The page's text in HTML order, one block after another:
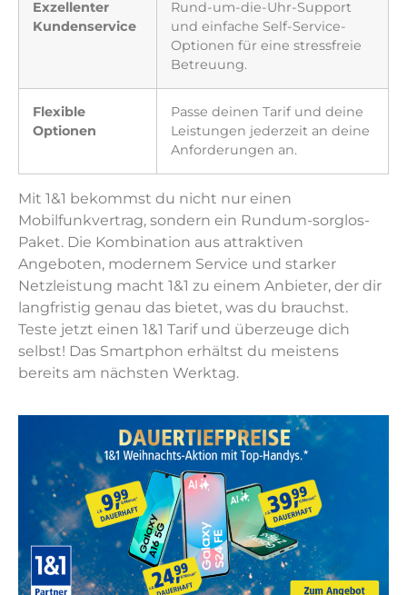
Exzellenter
Kundenservice
Rund-um-die-Uhr-Support
und einfache Self-Service-
Optionen für eine stressfreie
Betreuung.
Flexible
Optionen
Passe deinen Tarif und deine
Leistungen jederzeit an deine
Anforderungen an.
Mit 1&1 bekommst du nicht nur einen
Mobilfunkvertrag, sondern ein Rundum-sorglos-
Paket. Die Kombination aus attraktiven
Angeboten, modernem Service und starker
Netzleistung macht 1&1 zu einem Anbieter, der dir
langfristig genau das bietet, was du brauchst.
Teste jetzt einen 1&1 Tarif und überzeuge dich
selbst! Das Smartphon erhältst du meistens
bereits am nächsten Werktag.